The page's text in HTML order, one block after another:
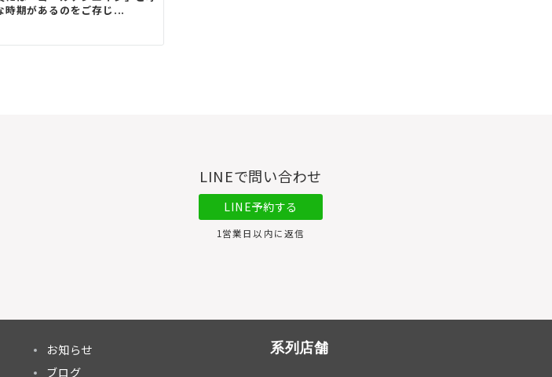
時期があるのをご存じ...
LINEで問い合わせ
LINE予約する
1営業日以内に返信
お知らせ
ブログ
系列店舗